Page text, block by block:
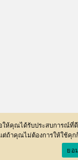
ให้คุณได้รับประสบการณ์
ต่ถ้าคุณไม่ต้องการให้ใช้คุ
ยอ